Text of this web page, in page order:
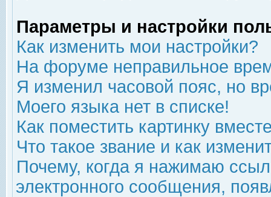
Параметры и настройки
Как изменить мои настройки?
На форуме неправильное
Я изменил часовой пояс, но
Моего языка нет в списке!
Как поместить картинку
Что такое звание и как
Почему, когда я нажимаю
электронного сообщения,